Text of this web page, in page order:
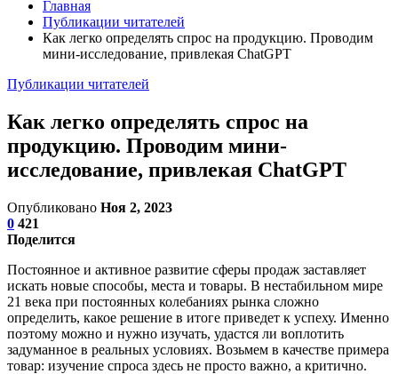
Главная
Публикации читателей
Как легко определять спрос на продукцию. Проводим
мини-исследование, привлекая ChatGPT
Публикации читателей
Как легко определять спрос на
продукцию. Проводим мини-
исследование, привлекая ChatGPT
Опубликовано Ноя 2, 2023
0 421
Поделится
Постоянное и активное развитие сферы продаж заставляет
искать новые способы, места и товары. В нестабильном мире
21 века при постоянных колебаниях рынка сложно
определить, какое решение в итоге приведет к успеху. Именно
поэтому можно и нужно изучать, удастся ли воплотить
задуманное в реальных условиях. Возьмем в качестве примера
товар: изучение спроса здесь не просто важно, а критично.